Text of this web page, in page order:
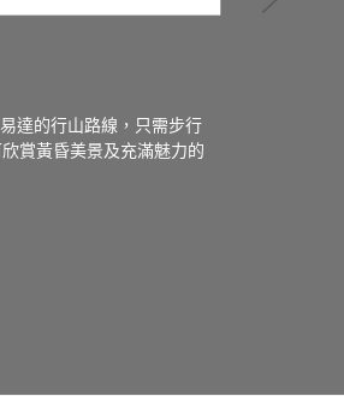
達的行山路線，只需步行
賞黃昏美景及充滿魅力的